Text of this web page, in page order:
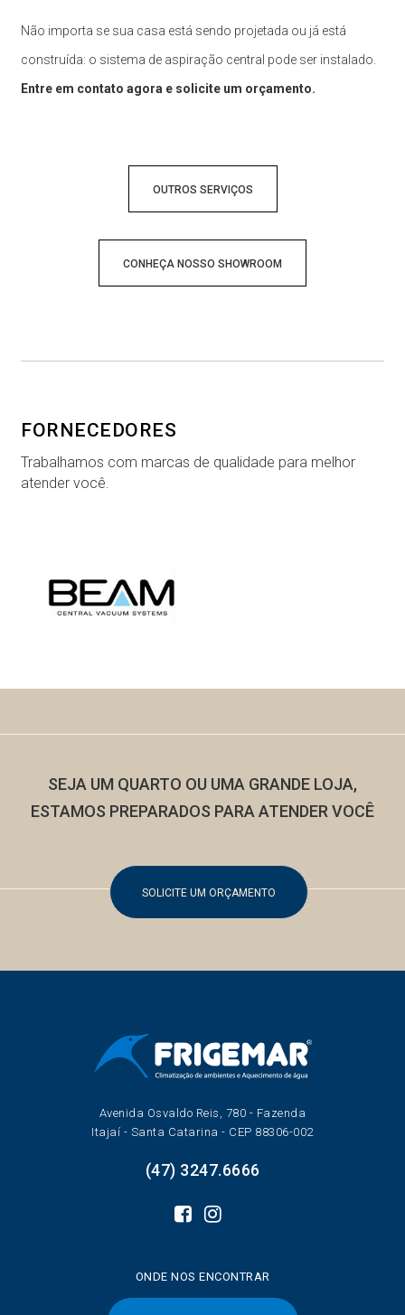
Não importa se sua casa está sendo projetada ou já está
construída: o sistema de aspiração central pode ser instalado.
Entre em contato agora e solicite um orçamento.
OUTROS SERVIÇOS
CONHEÇA NOSSO SHOWROOM
FORNECEDORES
Trabalhamos com marcas de qualidade para melhor
atender você.
SEJA UM QUARTO OU UMA GRANDE LOJA,
ESTAMOS PREPARADOS PARA ATENDER VOCÊ
SOLICITE UM ORÇAMENTO
Avenida Osvaldo Reis, 780 - Fazenda
Itajaí - Santa Catarina - CEP 88306-002
(47) 3247.6666
ONDE NOS ENCONTRAR